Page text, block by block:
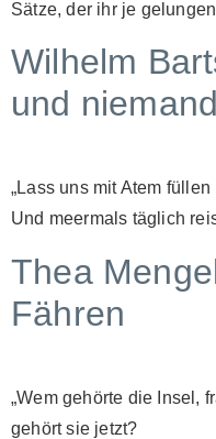
Sätze, der ihr je
Wilhelm
und
„Lass uns mit Atem füllen
Und meermals täglich
Thea
Fähren
„Wem gehörte die Insel,
gehört sie jetzt?